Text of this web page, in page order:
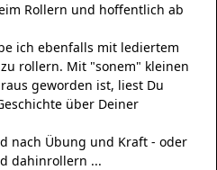
Rollern und hoffentlich ab
ich ebenfalls mit lediertem
rollern. Mit "sonem" kleinen
geworden ist, liest Du
über Deiner
nach Übung und Kraft - oder
dahinrollern ...